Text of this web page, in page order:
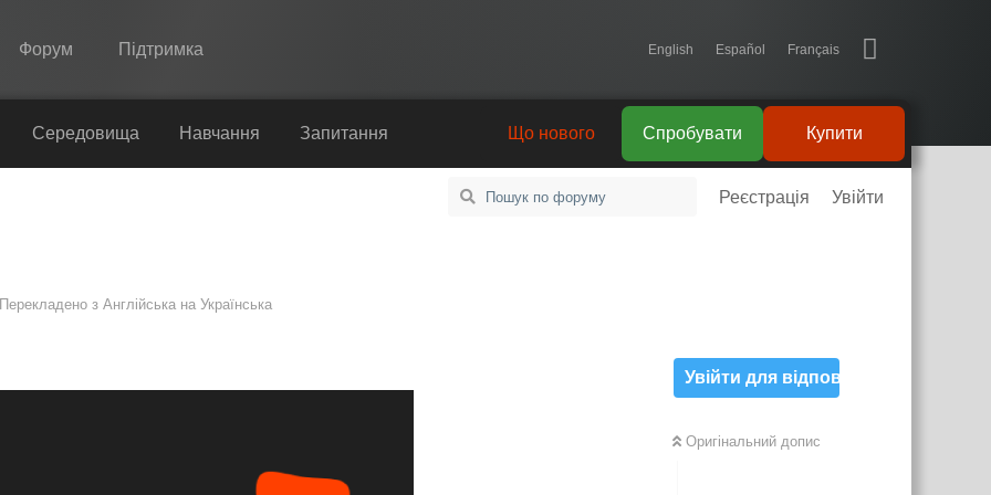
Форум Підтримка English Español Français
Spine
Навчання
Середовища Навчання Запитання Купити
Спробувати
Що нового
Реєстрація Увійти
Перекладено з Англійська на Українська
Увійти для відповіді
Оригінальний допис